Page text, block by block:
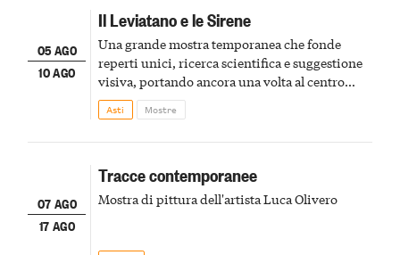
05 AGO
10 AGO
Il Leviatano e le Sirene
Una grande mostra temporanea che fonde
reperti unici, ricerca scientifica e suggestione
visiva, portando ancora una volta al centro
della scena le meraviglie del passato astigiano
Asti Mostre
07 AGO
17 AGO
Tracce contemporanee
Mostra di pittura dell'artista Luca Olivero